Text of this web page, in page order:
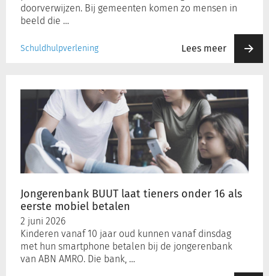
doorverwijzen. Bij gemeenten komen zo mensen in
beeld die …
Schuldhulpverlening Lees meer
Jongerenbank BUUT laat tieners onder 16 als
eerste mobiel betalen
2 juni 2026
Kinderen vanaf 10 jaar oud kunnen vanaf dinsdag
met hun smartphone betalen bij de jongerenbank
van ABN AMRO. Die bank, …
tieners
onder
eerste
mobiel
betalen